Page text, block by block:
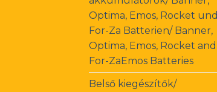
Optima, Emos, Rocket und
For-Za Batterien/ Banner,
Optima, Emos, Rocket and
For-ZaEmos Batteries
Belső kiegészítők/